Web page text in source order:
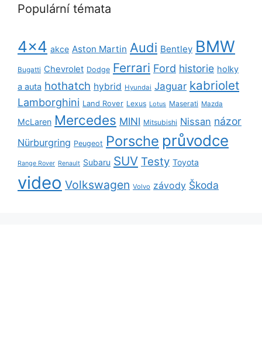
Populární témata
4x4 akce Aston Martin Audi Bentley BMW
Bugatti Chevrolet Dodge Ferrari Ford historie holky
a auta hothatch hybrid Hyundai Jaguar kabriolet
Lamborghini Land Rover Lexus Lotus Maserati Mazda
McLaren Mercedes MINI Mitsubishi Nissan názor
Nürburgring Peugeot Porsche průvodce
Range Rover Renault Subaru SUV Testy Toyota
video Volkswagen Volvo závody Škoda